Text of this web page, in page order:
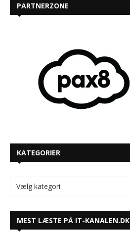
PARTNERZONE
KATEGORIER
MEST LÆSTE PÅ IT-KANALEN.DK